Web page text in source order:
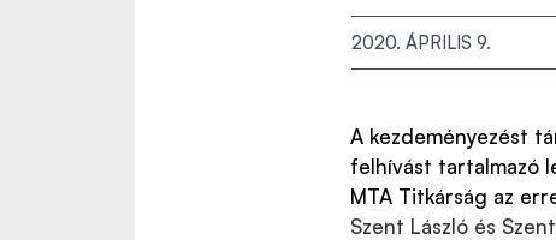
2020. ÁPRILIS 9.
A kezdeményezést
felhívást tartalmazó
MTA Titkárság az
Szent László és